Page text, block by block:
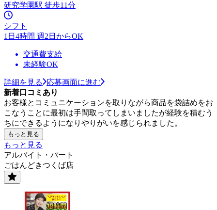
研究学園駅 徒歩11分
シフト
1日4時間 週2日からOK
交通費支給
未経験OK
詳細を見る
応募画面に進む
新着口コミあり
お客様とコミュニケーションを取りながら商品を袋詰めをお
こなうことに最初は手間取ってしまいましたが経験を積むう
ちにできるようになりやりがいを感じられました。
もっと見る
もっと見る
アルバイト・パート
ごはんどきつくば店